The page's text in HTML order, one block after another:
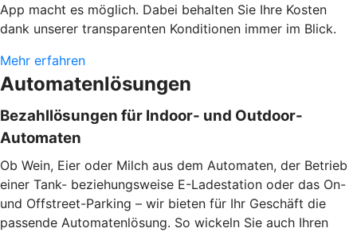
App macht es möglich. Dabei behalten Sie Ihre Kosten
dank unserer transparenten Konditionen immer im Blick.
Mehr erfahren
Automatenlösungen
Bezahllösungen für Indoor- und Outdoor-
Automaten
Ob Wein, Eier oder Milch aus dem Automaten, der Betrieb
einer Tank- beziehungsweise E-Ladestation oder das On-
und Offstreet-Parking – wir bieten für Ihr Geschäft die
passende Automatenlösung. So wickeln Sie auch Ihren